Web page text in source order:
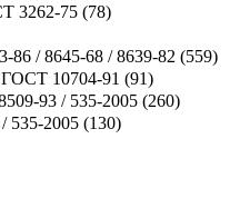
3262-75 (78)
86 / 8645-68 / 8639-82 (559)
ГОСТ 10704-91 (91)
93 / 535-2005 (260)
535-2005 (130)